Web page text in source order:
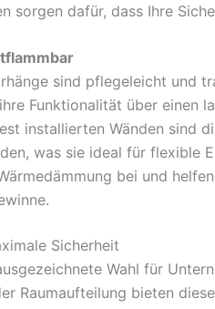
sorgen dafür, dass Ihre
sind pflegeleicht und
Funktionalität über einen
installierten Wänden sind
was sie ideal für flexible
bei und
Sicherheit
Wahl für
Raumaufteilung bieten